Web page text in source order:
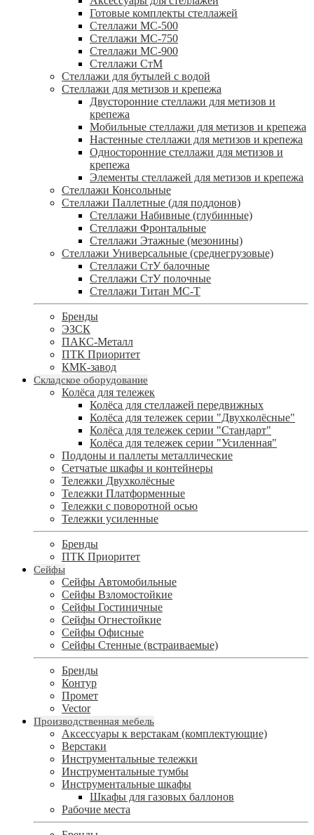
Готовые комплекты стеллажей
Стеллажи МС-500
Стеллажи МС-750
Стеллажи МС-900
Стеллажи СтМ
Стеллажи для бутылей с водой
Стеллажи для метизов и крепежа
Двусторонние стеллажи для метизов и
крепежа
Мобильные стеллажи для метизов и крепежа
Настенные стеллажи для метизов и крепежа
Односторонние стеллажи для метизов и
крепежа
Элементы стеллажей для метизов и крепежа
Стеллажи Консольные
Стеллажи Паллетные (для поддонов)
Стеллажи Набивные (глубинные)
Стеллажи Фронтальные
Стеллажи Этажные (мезонины)
Стеллажи Универсальные (среднегрузовые)
Стеллажи СтУ балочные
Стеллажи СтУ полочные
Стеллажи Титан МС-Т
Бренды
ЭЗСК
ПАКС-Металл
ПТК Приоритет
КМК-завод
Складское оборудование
Колёса для тележек
Колёса для стеллажей передвижных
Колёса для тележек серии "Двухколёсные"
Колёса для тележек серии "Стандарт"
Колёса для тележек серии "Усиленная"
Поддоны и паллеты металлические
Сетчатые шкафы и контейнеры
Тележки Двухколёсные
Тележки Платформенные
Тележки с поворотной осью
Тележки усиленные
Бренды
ПТК Приоритет
Сейфы
Сейфы Автомобильные
Сейфы Взломостойкие
Сейфы Гостиничные
Сейфы Огнестойкие
Сейфы Офисные
Сейфы Стенные (встраиваемые)
Бренды
Контур
Промет
Vector
Производственная мебель
Аксессуары к верстакам (комплектующие)
Верстаки
Инструментальные тележки
Инструментальные тумбы
Инструментальные шкафы
Шкафы для газовых баллонов
Рабочие места